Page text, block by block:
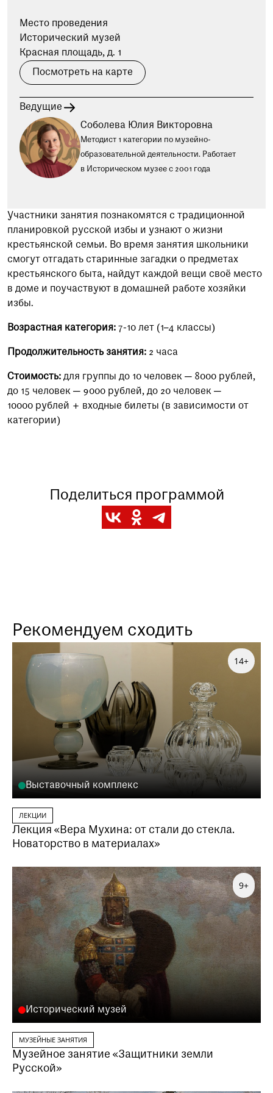
Опрос о качестве работы музея
Просим вас пройти опрос
о качестве работы музея. Ваше
мнение поможет нам стать лучше!
Участники занятия познакомятся с традиционной
планировкой русской избы и узнают о жизни
крестьянской семьи. Во время занятия школьники
смогут отгадать старинные загадки о предметах
крестьянского быта, найдут каждой вещи своё место
в доме и поучаствуют в домашней работе хозяйки
избы.
Возрастная категория: 7-10 лет (1–4 классы)
Продолжительность занятия: 2 часа
Стоимость: для группы до 10 человек — 8000 рублей,
до 15 человек — 9000 рублей, до 20 человек —
10000 рублей + входные билеты (в зависимости от
категории)
Место проведения
Исторический музей
Красная площадь, д. 1
Посмотреть на карте
Ведущие
Соболева Юлия Викторовна
Методист 1 категории по музейно-
образовательной деятельности. Работает
в Историческом музее с 2001 года
Поделиться программой
Рекомендуем сходить
Выставочный комплекс
14+
ЛЕКЦИИ
Лекция «Вера Мухина: от стали до стекла.
Новаторство в материалах»
Исторический музей
9+
МУЗЕЙНЫЕ ЗАНЯТИЯ
Музейное занятие «Защитники земли
Русской»